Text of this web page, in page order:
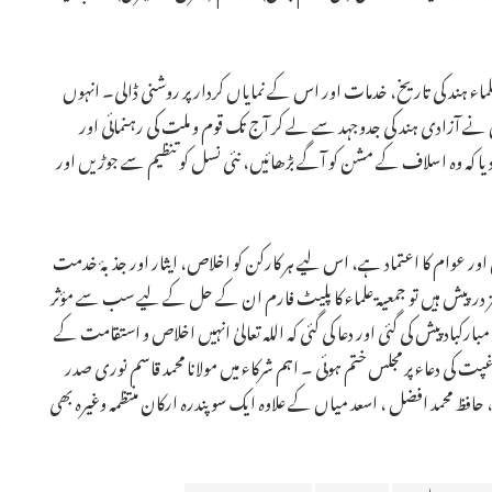
کی تاریخ، خدمات اور اس کے نمایاں کردار پر روشنی ڈالی۔ انہوں
آزادی ہند کی جدوجہد سے لے کر آج تک قوم و ملت کی رہنمائی اور
کہ وہ اسلاف کے مشن کو آگے بڑھائیں، نئی نسل کو تنظیم سے جوڑیں اور
عوام کا اعتماد ہے، اس لیے ہر کارکن کو اخلاص، ایثار اور جذبۂ خدمت
ہیں تو جمعیۃ علماء کا پلیٹ فارم ان کے حل کے لیے سب سے مؤثر
پیش کی گئی اور دعا کی گئی کہ اللہ تعالیٰ انہیں اخلاص و استقامت کے
دعاء پر مجلس ختم ہوئی ۔ اہم شرکاء میں مولانا محمد قاسم نوری صدر
محمد افضل ، اسعد میاں کے علاوہ ایک سو پندرہ ارکان منتظمہ وغیرہ بھی